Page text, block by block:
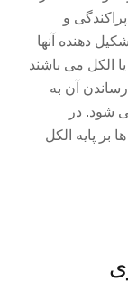
و
دهنده آنها
الکل می باشند
آن به
شود. در
بر پایه الکل